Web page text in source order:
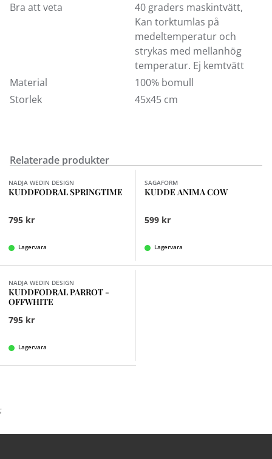
Bra att veta
40 graders maskintvätt,
Kan torktumlas på
medeltemperatur och
strykas med mellanhög
temperatur. Ej kemtvätt
Material
100% bomull
Storlek
45x45 cm
Relaterade produkter
NADJA WEDIN DESIGN
KUDDFODRAL SPRINGTIME
795 kr
Lagervara
SAGAFORM
KUDDE ANIMA COW
599 kr
Lagervara
NADJA WEDIN DESIGN
KUDDFODRAL PARROT -
OFFWHITE
795 kr
Lagervara
;